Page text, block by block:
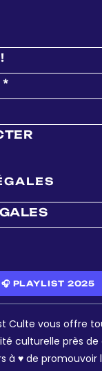
*
🎧 PLAYLIST 2025
Culte vous offre
culturelle près de
à ♥ de promouvoir